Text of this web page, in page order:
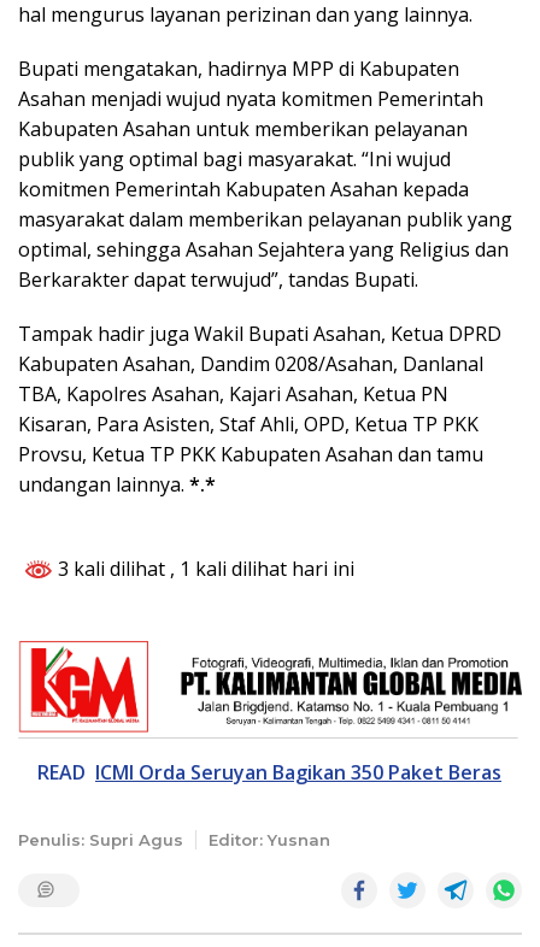
hal mengurus layanan perizinan dan yang lainnya.
Bupati mengatakan, hadirnya MPP di Kabupaten
Asahan menjadi wujud nyata komitmen Pemerintah
Kabupaten Asahan untuk memberikan pelayanan
publik yang optimal bagi masyarakat. “Ini wujud
komitmen Pemerintah Kabupaten Asahan kepada
masyarakat dalam memberikan pelayanan publik yang
optimal, sehingga Asahan Sejahtera yang Religius dan
Berkarakter dapat terwujud”, tandas Bupati.
Tampak hadir juga Wakil Bupati Asahan, Ketua DPRD
Kabupaten Asahan, Dandim 0208/Asahan, Danlanal
TBA, Kapolres Asahan, Kajari Asahan, Ketua PN
Kisaran, Para Asisten, Staf Ahli, OPD, Ketua TP PKK
Provsu, Ketua TP PKK Kabupaten Asahan dan tamu
undangan lainnya. *.*
3 kali dilihat , 1 kali dilihat hari ini
READ ICMI Orda Seruyan Bagikan 350 Paket Beras
Penulis: Supri Agus Editor: Yusnan